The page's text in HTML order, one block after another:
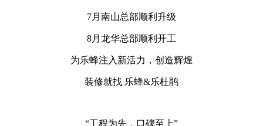
7月南山总部顺利升级
8月龙华总部顺利开工
为乐蜂注入新活力，创造辉煌
装修就找 乐蜂&乐杜鹃
“工程为先，口碑至上”